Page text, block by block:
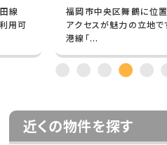
線
用可
福岡市中央区舞鶴に位
アクセスが魅力の立地で
港線「...
近くの物件を探す